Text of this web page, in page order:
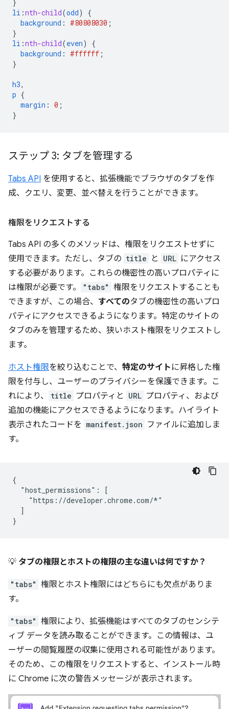
}
li :nth-child(odd)
{
background : #80808030 ;
}
li :nth-child(even)
{
background : #ffffff ;
}
h3,
p {
margin : 0 ;
}
ステップ 3: タブを管理する
Tabs API を使用すると、拡張機能でブラウザのタブを作
成、クエリ、変更、並べ替えを行うことができます。
権限をリクエストする
Tabs API の多くのメソッドは、権限をリクエストせずに
使用できます。ただし、タブの title と URL にアクセス
する必要があります。これらの機密性の高いプロパティに
は権限が必要です。
"tabs" 権限をリクエストすることも
できますが、この場合、 すべてのタブの機密性の高いプロ
パティにアクセスできるようになります。特定のサイトの
タブのみを管理するため、狭いホスト権限をリクエストし
ます。
ホスト権限を絞り込むことで、 特定のサイト に昇格した権
限を付与し、ユーザーのプライバシーを保護できます。こ
れにより、
title プロパティと URL プロパティ、および
追加の機能にアクセスできるようになります。ハイライト
表示されたコードを manifest.json ファイルに追加しま
す。
{
  "host_permissions": [
    "https://developer.chrome.com/*"
  ]
💡 タブの権限とホストの権限の主な違いは何ですか？
"tabs" 権限とホスト権限にはどちらにも欠点がありま
す。
"tabs" 権限により、拡張機能はすべてのタブのセンシテ
ィブ データを読み取ることができます。この情報は、ユ
ーザーの閲覧履歴の収集に使用される可能性があります。
そのため、この権限をリクエストすると、インストール時
に Chrome に次の警告メッセージが表示されます。